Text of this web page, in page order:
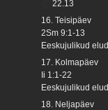
22.13
16. Teisipäev
2Sm 9:1-13
Eeskujulikud elud
17. Kolmapäev
Ii 1:1-22
Eeskujulikud elud
18. Neljapäev